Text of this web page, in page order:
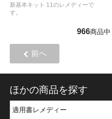
新基本キット 11のレメディーで
す。
966商品中
前へ
ほかの商品を探す